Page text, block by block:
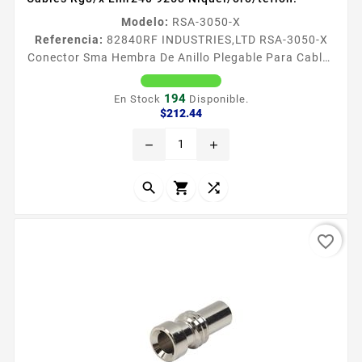
Modelo: RSA-3050-X
Referencia: 82840RF INDUSTRIES,LTD RSA-3050-X
Conector Sma Hembra De Anillo Plegable Para Cables
Rg8/x Lmr240 9258 Niquel/oro/teflón. Conector SMA
Hembra de Anillo plegable para Cables RG8X BELDEN
9258 Tipo de Conector SMA Hembra Especial para
Ensamble Anillo plegable Cuerpo de Bronce
Dieleacutectrico Tefloacuten
En Stock 194Disponible.
$212.44Precio
remove add
  
favorite_border